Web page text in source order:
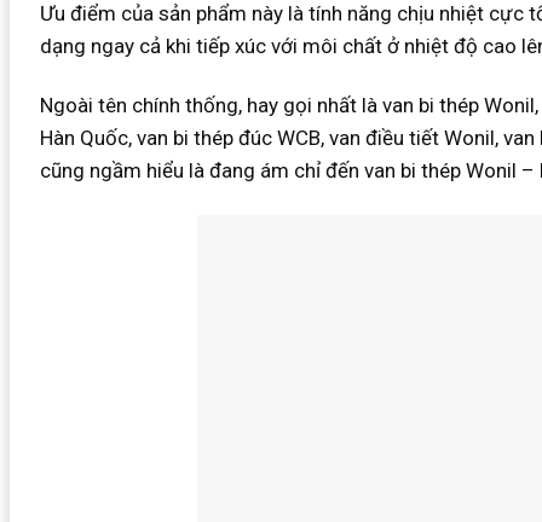
Ưu điểm của sản phẩm này là tính năng chịu nhiệt cực
dạng ngay cả khi tiếp xúc với môi chất ở nhiệt độ cao
Ngoài tên chính thống, hay gọi nhất là van bi thép
Hàn Quốc, van bi thép đúc WCB, van điều tiết Wonil,
cũng ngầm hiểu là đang ám chỉ đến van bi thép Wonil –